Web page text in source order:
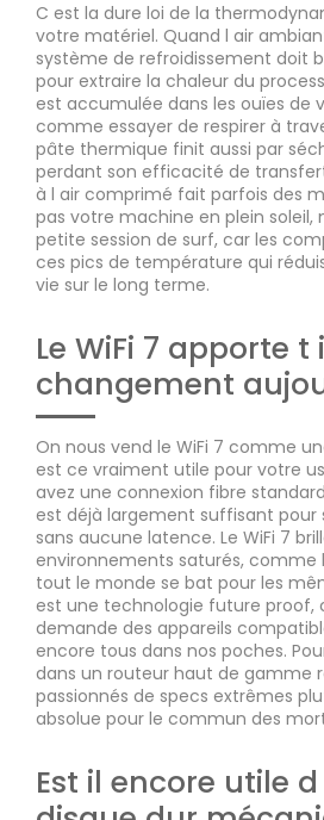
C est la dure loi de la
votre matériel. Quand l air
système de refroidissement doit
pour extraire la chaleur du
est accumulée dans les ouïes de
comme essayer de respirer à
pâte thermique finit aussi par
perdant son efficacité de
à l air comprimé fait parfois des
pas votre machine en plein soleil,
petite session de surf, car les
ces pics de température qui
vie sur le long terme.
Le WiFi 7 apporte
changement
On nous vend le WiFi 7 comme
est ce vraiment utile pour votre
avez une connexion fibre
est déjà largement suffisant pour
sans aucune latence. Le WiFi 7
environnements saturés, comme
tout le monde se bat pour les
est une technologie future proof,
demande des appareils
encore tous dans nos poches.
dans un routeur haut de gamme
passionnés de specs extrêmes
absolue pour le commun des
Est il encore utile